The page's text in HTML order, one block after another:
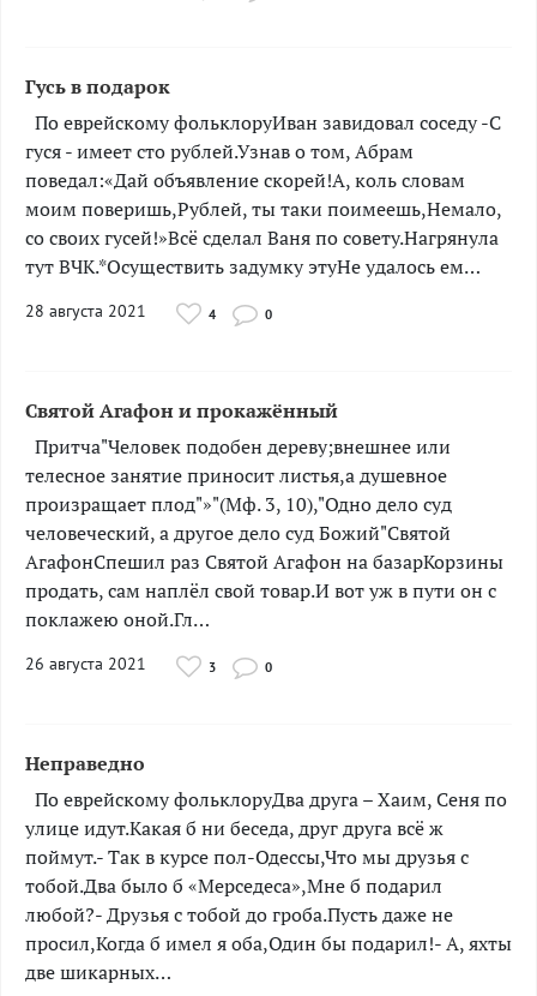
Гусь в подарок
­­­­­­­­­­­­­­­­­По еврейскому фольклоруИван завидовал соседу -С
гуся - имеет сто рублей.Узнав о том, Абрам
поведал:«Дай объявление скорей!А, коль словам
моим поверишь,Рублей, ты таки поимеешь,Немало,
со своих гусей!»Всё сделал Ваня по совету.Нагрянула
тут ВЧК.*Осуществить задумку этуНе удалось ем…
28 августа 2021 4 0
Святой Агафон и прокажённый
­­­­­­Притча"Человек подобен дереву;внешнее или
телесное занятие приносит листья,а душевное
произращает плод"»"(Мф. 3, 10),"Одно дело суд
человеческий, а другое дело суд Божий"Святой
АгафонСпешил раз Святой Агафон на базарКорзины
продать, сам наплёл свой товар.И вот уж в пути он с
поклажею оной.Гл…
26 августа 2021 3 0
Неправедно
­По еврейскому фольклоруДва друга – Хаим, Сеня по
улице идут.Какая б ни беседа, друг друга всё ж
поймут.- Так в курсе пол-Одессы,Что мы друзья с
тобой.Два было б «Мерседеса»,Мне б подарил
любой?- Друзья с тобой до гроба.Пусть даже не
просил,Когда б имел я оба,Один бы подарил!- А, яхты
две шикарных…